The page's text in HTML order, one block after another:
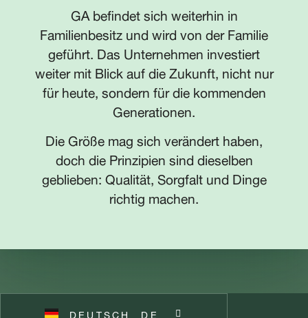
GA befindet sich weiterhin in
Familienbesitz und wird von der Familie
geführt. Das Unternehmen investiert
weiter mit Blick auf die Zukunft, nicht nur
für heute, sondern für die kommenden
Generationen.
Die Größe mag sich verändert haben,
doch die Prinzipien sind dieselben
geblieben: Qualität, Sorgfalt und Dinge
richtig machen.
DEUTSCH DE
ENGLISH EN
FRANÇAIS FR
NEDERLANDS NL
ITALIANO IT
POLSKI PL
SVENSKA SV